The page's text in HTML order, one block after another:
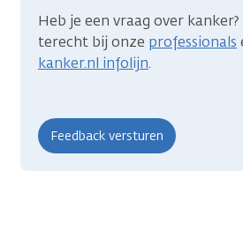
Heb je een vraag over
terecht bij onze professionals
kanker.nl infolijn.